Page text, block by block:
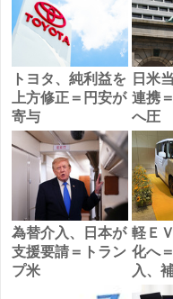
トヨタ、純利益を
上方修正＝円安が
寄与
日米
連携
へ圧
為替介入、日本が
支援要請＝トラン
プ米
軽Ｅ
化へ
入、